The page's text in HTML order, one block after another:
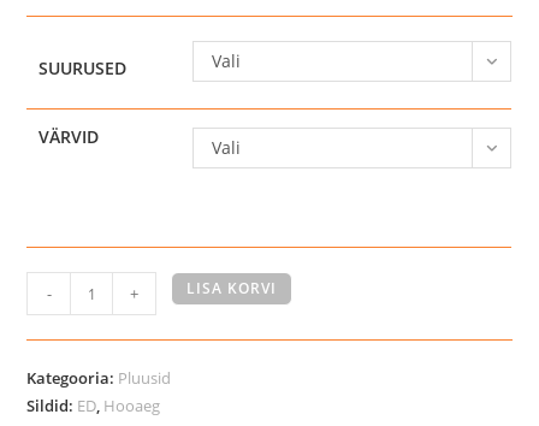
SUURUSED Vali
VÄRVID Vali
Nash
lukuga
polopluus
naistele
- + LISA KORVI
Kategooria: Pluusid
Sildid: ED, Hooaeg